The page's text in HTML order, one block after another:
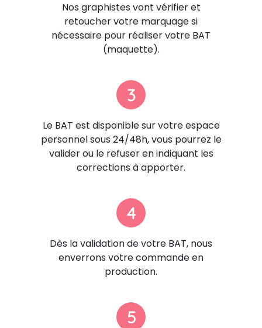
Nos graphistes vont vérifier et
retoucher votre marquage si
nécessaire pour réaliser votre BAT
(maquette).
3
Le BAT est disponible sur votre espace
personnel sous 24/48h, vous pourrez le
valider ou le refuser en indiquant les
corrections à apporter.
4
Dès la validation de votre BAT, nous
enverrons votre commande en
production.
5